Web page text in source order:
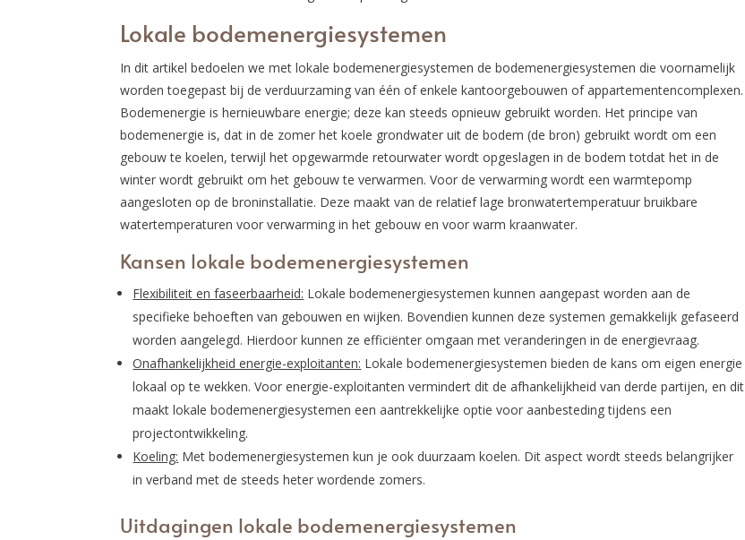
Lokale bodemenergiesystemen
In dit artikel bedoelen we met lokale bodemenergiesystemen de bodemenergiesystemen die voornamelijk
worden toegepast bij de verduurzaming van één of enkele kantoorgebouwen of appartementencomplexen.
Bodemenergie is hernieuwbare energie; deze kan steeds opnieuw gebruikt worden. Het principe van
bodemenergie is, dat in de zomer het koele grondwater uit de bodem (de bron) gebruikt wordt om een
gebouw te koelen, terwijl het opgewarmde retourwater wordt opgeslagen in de bodem totdat het in de
winter wordt gebruikt om het gebouw te verwarmen. Voor de verwarming wordt een warmtepomp
aangesloten op de broninstallatie. Deze maakt van de relatief lage bronwatertemperatuur bruikbare
watertemperaturen voor verwarming in het gebouw en voor warm kraanwater.
Kansen lokale bodemenergiesystemen
Flexibiliteit en faseerbaarheid: Lokale bodemenergiesystemen kunnen aangepast worden aan de
specifieke behoeften van gebouwen en wijken. Bovendien kunnen deze systemen gemakkelijk gefaseerd
worden aangelegd. Hierdoor kunnen ze efficiënter omgaan met veranderingen in de energievraag.
Onafhankelijkheid energie-exploitanten: Lokale bodemenergiesystemen bieden de kans om eigen energie
lokaal op te wekken. Voor energie-exploitanten vermindert dit de afhankelijkheid van derde partijen, en dit
maakt lokale bodemenergiesystemen een aantrekkelijke optie voor aanbesteding tijdens een
projectontwikkeling.
Koeling: Met bodemenergiesystemen kun je ook duurzaam koelen. Dit aspect wordt steeds belangrijker
in verband met de steeds heter wordende zomers.
Uitdagingen lokale bodemenergiesystemen